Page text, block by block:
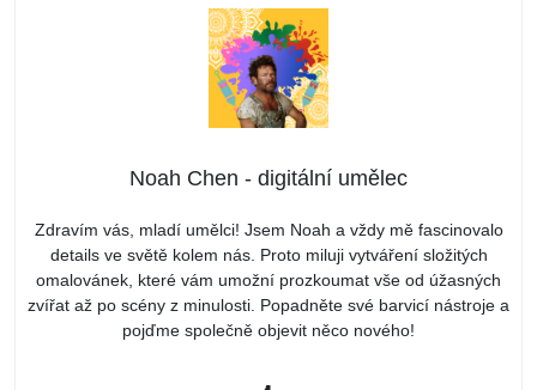
Noah Chen - digitální umělec
Zdravím vás, mladí umělci! Jsem Noah a vždy mě fascinovalo
details ve světě kolem nás. Proto miluji vytváření složitých
omalovánek, které vám umožní prozkoumat vše od úžasných
zvířat až po scény z minulosti. Popadněte své barvicí nástroje a
pojďme společně objevit něco nového!